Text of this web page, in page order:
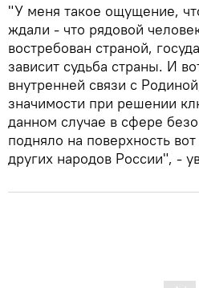
"У меня такое ощущение,
ждали - что рядовой
востребован страной,
зависит судьба страны. И
внутренней связи с
значимости при решении
данном случае в сфере
подняло на поверхность
других народов России", -